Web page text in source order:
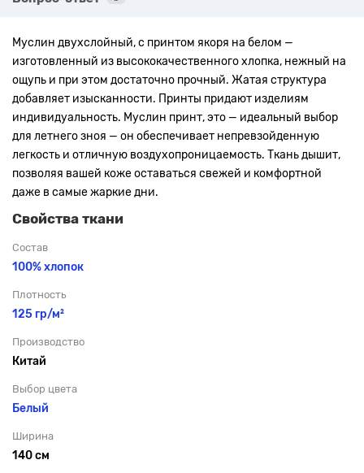
Муслин двухслойный, с принтом якоря на белом —
изготовленный из высококачественного хлопка, нежный на
ощупь и при этом достаточно прочный. Жатая структура
добавляет изысканности. Принты придают изделиям
индивидуальность. Муслин принт, это — идеальный выбор
для летнего зноя — он обеспечивает непревзойденную
легкость и отличную воздухопроницаемость. Ткань дышит,
позволяя вашей коже оставаться свежей и комфортной
даже в самые жаркие дни.
Свойства ткани
Состав
100% хлопок
Плотность
125 гр/м²
Производство
Китай
Выбор цвета
Белый
Ширина
140 см